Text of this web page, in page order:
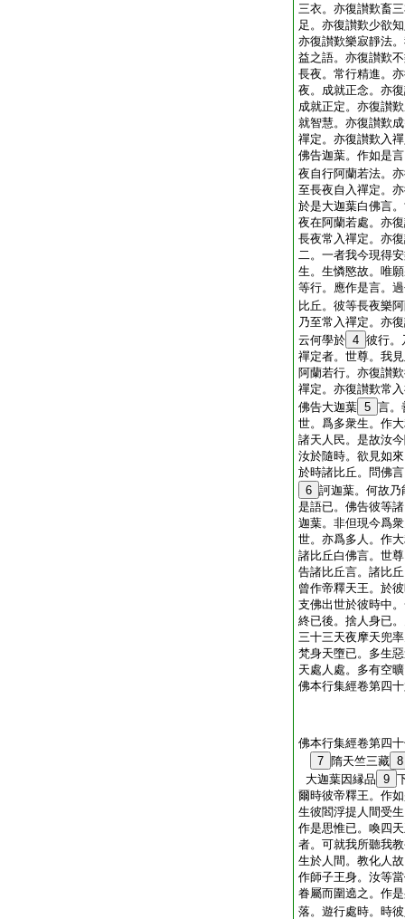
三衣。亦復讃歎畜
足。亦復讃歎少欲
亦復讃歎樂寂靜法
益之語。亦復讃歎
長夜。常行精進。
夜。成就正念。亦
成就正定。亦復讃
就智慧。亦復讃歎
禪定。亦復讃歎入
佛告迦葉。作如是
夜自行阿蘭若法。
至長夜自入禪定。
於是大迦葉白佛言
夜在阿蘭若處。亦
長夜常入禪定。亦
二。一者我今現得
生。生憐愍故。唯
等行。應作是言。
比丘。彼等長夜樂
乃至常入禪定。亦
云何學於 4 彼行。
禪定者。世尊。我
阿蘭若行。亦復讃
禪定。亦復讃歎常
佛告大迦葉 5 言。
世。爲多衆生。作
諸天人民。是故汝
汝於隨時。欲見如
於時諸比丘。問佛
6 訶迦葉。何故
是語已。佛告彼等
迦葉。非但現今爲
世。亦爲多人。作
諸比丘白佛言。世
告諸比丘言。諸比
曾作帝釋天王。於
支佛出世於彼時中
終已後。捨人身已
三十三天夜摩天兜
梵身天墮已。多生
天處人處。多有空曠
佛本行集經卷第四
佛本行集經卷第四
7 隋天竺三藏 8
大迦葉因縁品 9
爾時彼帝釋王。作
生彼閻浮提人間受
作是思惟已。喚四
者。可就我所聽我
生於人間。教化人
作師子王身。汝等
眷屬而圍遶之。作
落。遊行處時。時